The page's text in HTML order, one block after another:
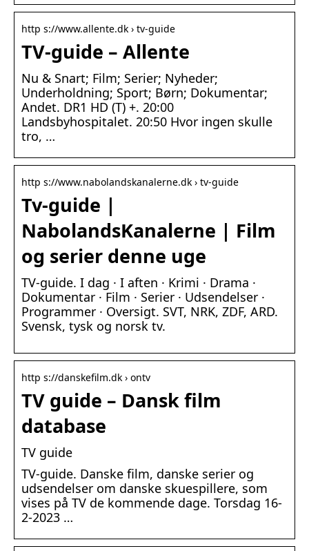
http s://www.allente.dk › tv-guide
TV-guide – Allente
Nu & Snart; Film; Serier; Nyheder;
Underholdning; Sport; Børn; Dokumentar;
Andet. DR1 HD (T) +. 20:00
Landsbyhospitalet. 20:50 Hvor ingen skulle
tro, …
http s://www.nabolandskanalerne.dk › tv-guide
Tv-guide |
NabolandsKanalerne | Film
og serier denne uge
TV-guide. I dag · I aften · Krimi · Drama ·
Dokumentar · Film · Serier · Udsendelser ·
Programmer · Oversigt. SVT, NRK, ZDF, ARD.
Svensk, tysk og norsk tv.
http s://danskefilm.dk › ontv
TV guide – Dansk film
database
TV guide
TV-guide. Danske film, danske serier og
udsendelser om danske skuespillere, som
vises på TV de kommende dage. Torsdag 16-
2-2023 …